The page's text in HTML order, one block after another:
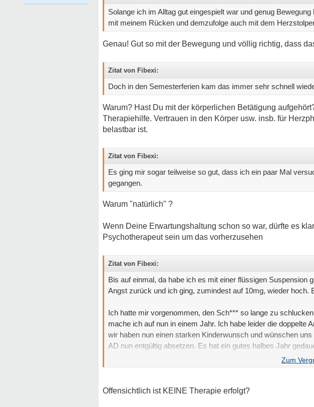
Solange ich im Alltag gut eingespielt war und genug
mit meinem Rücken und demzufolge auch mit dem
Genau! Gut so mit der Bewegung und völlig richtig, dass
Zitat von Fibexi:
Doch in den Semesterferien kam das immer sehr schnell
Warum? Hast Du mit der körperlichen Betätigung
Therapiehilfe. Vertrauen in den Körper usw. insb. für
belastbar ist.
Zitat von Fibexi:
Es ging mir sogar teilweise so gut, dass ich ein paar Mal
gegangen.
Warum "natürlich" ?
Wenn Deine Erwartungshaltung schon so war, dürfte es
Psychotherapeut sein um das vorherzusehen
Zitat von Fibexi:
Bis auf einmal, da habe ich es mit einer flüssigen Suspension
Angst zurück und ich ging, zumindest auf 10mg, wieder hoch.
Ich hatte mir vorgenommen, den Sch*** so lange zu
mache ich auf nun in einem Jahr. Ich habe leider die doppelte
wir haben nun einen starken Kinderwunsch und wünschen
AD nun entgültig absetzen. Es hat ein gutes halbes Jahr
davon und sehr stolz. Allerdings bin ich seitdem wieder viel
bewege mich nicht mehr und das Herzstolpern ist wieder da.
mich, als wäre ich wieder am Anfang.
Offensichtlich ist KEINE Therapie erfolgt?